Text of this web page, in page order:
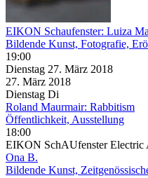
EIKON Schaufenster: Luiza
Bildende Kunst, Fotografie,
19:00
Dienstag 27. März 2018
27. März 2018
Dienstag Di
Roland Maurmair: Rabbitism
Öffentlichkeit, Ausstellung
18:00
EIKON SchAUfenster Electric
Ona B.
Bildende Kunst,